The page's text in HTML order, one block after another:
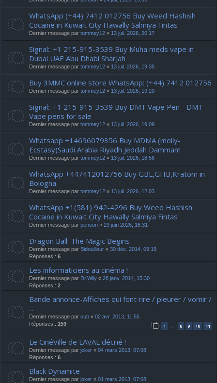
WhatsApp (+44) 7412 012756 Buy Weed Hashish
Cocaine in Kuwait City Hawally Salmiya Fintas
Dernier message par tommey12 « 13 juil. 2026, 20:17
Signal:: +1 215-915-3539 Buy Muha meds vape in
Dubai UAE Abu Dhabi Sharjah
Dernier message par tommey12 « 13 juil. 2026, 19:35
Buy 3MMC online store WhatsApp: (+44) 7412 012756
Dernier message par tommey12 « 13 juil. 2026, 19:20
Signal:: +1 215-915-3539 Buy DMT Vape Pen - DMT
Vape pens for sale
Dernier message par tommey12 « 13 juil. 2026, 19:09
Whatsapp +14696079356 Buy MDMA (molly-
Ecstasy)Saudi Arabia Riyadh Jeddah Dammam
Dernier message par tommey12 « 13 juil. 2026, 18:56
WhatsApp +447412012756 Buy GBL,GHB,Kratom in
Bologna
Dernier message par tommey12 « 13 juil. 2026, 12:03
WhatsApp +1(581) 942-4296 Buy Weed Hashish
Cocaine in Kuwait City Hawally Salmiya Fintas
Dernier message par penson « 29 juin 2026, 16:31
Dragon Ball: The Magic Begins
Dernier message par Bidouilleur « 30 déc. 2014, 09:19
Réponses : 6
Les informaticiens au cinéma !
Dernier message par Dr.Wily « 28 janv. 2014, 15:30
Réponses : 2
Bande annonce-Affiches qui font rire / pleurer / vomir /
...
Dernier message par cub « 02 avr. 2013, 11:55
Réponses : 159 1 … 8 9 10 11
Le CinéVille de LAVAL décrié !
Dernier message par joker « 04 mars 2013, 07:08
Réponses : 6
Black Dynamite
Dernier message par joker « 01 mars 2013, 07:08